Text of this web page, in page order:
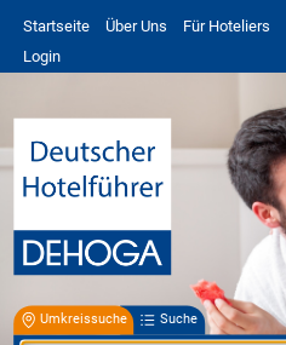
Startseite Über Uns Für Hoteliers
Login
Umkreissuche Suche